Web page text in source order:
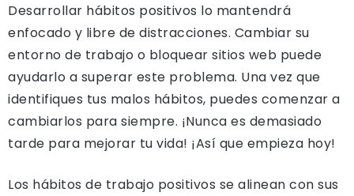
Desarrollar hábitos positivos lo mantendrá
enfocado y libre de distracciones. Cambiar su
entorno de trabajo o bloquear sitios web puede
ayudarlo a superar este problema. Una vez que
identifiques tus malos hábitos, puedes comenzar a
cambiarlos para siempre. ¡Nunca es demasiado
tarde para mejorar tu vida! ¡Así que empieza hoy!
Los hábitos de trabajo positivos se alinean con sus